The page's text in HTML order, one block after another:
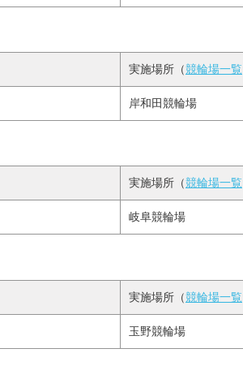
実施場所（競輪場一覧
岸和田競輪場
実施場所（競輪場一覧
岐阜競輪場
実施場所（競輪場一覧
玉野競輪場